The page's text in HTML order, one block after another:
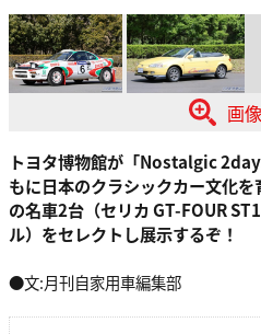
画
トヨタ博物館が「Nostalgic
もに日本のクラシックカー文化
の名車2台（セリカ GT-FOUR
ル）をセレクトし展示するぞ！
●文:月刊自家用車編集部